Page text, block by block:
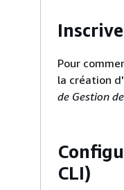
Pour
la création
de Gestion
CLI)